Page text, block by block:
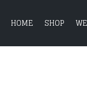
HOME SHOP